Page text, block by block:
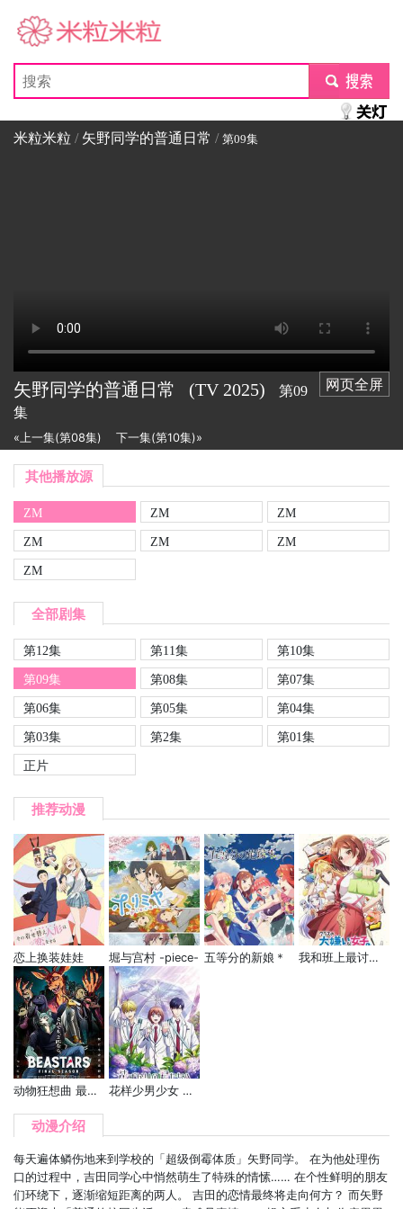
米粒米粒
submit
米粒米粒 / 矢野同学的普通日常 / 第09集
网页全屏
矢野同学的普通日常 (TV 2025)
第09
集
«上一集(第08集) 下一集(第10集)»
其他播放源
ZM ZM
ZM
ZM
ZM
ZM
ZM
全部剧集
第12集 第11集
第10集
第09集
第08集
第07集
第06集
第05集
第04集
第03集
第2集
第01集
正片
推荐动漫
恋上换装娃娃 堀与宫村 -piece- 五等分的新娘＊ 我和班上最讨厌的女生结婚了。
动物狂想曲 最终季 第二部分 花样少男少女 第2季
动漫介绍
每天遍体鳞伤地来到学校的「超级倒霉体质」矢野同学。 在为他处理伤
口的过程中，吉田同学心中悄然萌生了特殊的情愫…… 在个性鲜明的朋友
们环绕下，逐渐缩短距离的两人。 吉田的恋情最终将走向何方？ 而矢野